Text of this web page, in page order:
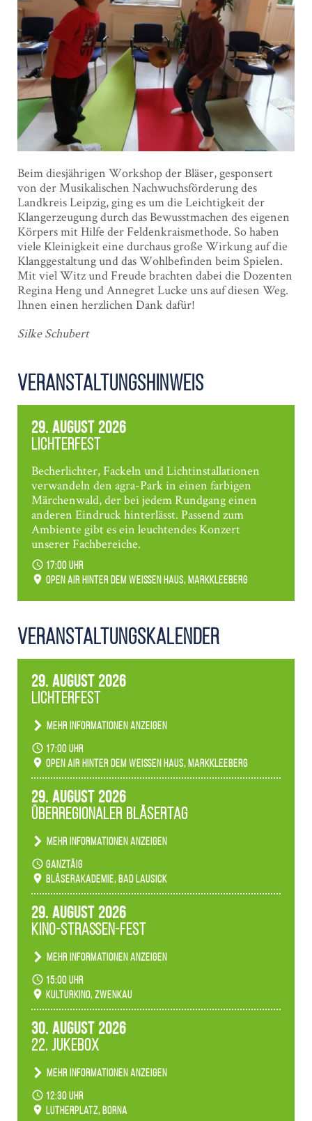
Beim diesjährigen Workshop der Bläser, gesponsert
von der Musikalischen Nachwuchsförderung des
Landkreis Leipzig, ging es um die Leichtigkeit der
Klangerzeugung durch das Bewusstmachen des eigenen
Körpers mit Hilfe der Feldenkraismethode. So haben
viele Kleinigkeit eine durchaus große Wirkung auf die
Klanggestaltung und das Wohlbefinden beim Spielen.
Mit viel Witz und Freude brachten dabei die Dozenten
Regina Heng und Annegret Lucke uns auf diesen Weg.
Ihnen einen herzlichen Dank dafür!
Silke Schubert
Veranstaltungshinweis
29. August 2026
Lichterfest
Becherlichter, Fackeln und Lichtinstallationen
verwandeln den agra-Park in einen farbigen
Märchenwald, der bei jedem Rundgang einen
anderen Eindruck hinterlässt. Passend zum
Ambiente gibt es ein leuchtendes Konzert
unserer Fachbereiche.
17:00 Uhr
Open Air hinter dem weißen Haus, Markkleeberg
Veranstaltungs­kalender
29. August 2026
Lichterfest
Mehr Informationen anzeigen
Becherlichter, Fackeln und Lichtinstallationen
verwandeln den agra-Park in einen farbigen
Märchenwald, der bei jedem Rundgang einen
Ambiente gibt es ein leuchtendes Konzert
unserer Fachbereiche.
17:00 Uhr
Open Air hinter dem weißen Haus, Markkleeberg
29. August 2026
Überregionaler Bläsertag
Mehr Informationen anzeigen
Teilnahme der Bläserklassen.
ganztäig
Bläserakademie, Bad Lausick
29. August 2026
Kino-Straßen-Fest
Mehr Informationen anzeigen
Konzert unserer Zwenkauer Schüler und
Schülerinnen zum Fest des Kulturkinos.
15:00 Uhr
Kulturkino, Zwenkau
30. August 2026
22. Jukebox
Mehr Informationen anzeigen
Anlässlicher der 775-Jahrfeier der Stadt Borna
spielen wir noch einmal unser aktuelles
Jukeboxprogramm zum Stadtfest.
12:30 Uhr
Lutherplatz, Borna